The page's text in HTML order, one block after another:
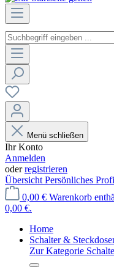
Menü schließen
Ihr Konto
Anmelden
oderregistrieren
Übersicht Persönliches
0,00 € Warenkorb
0,00 €.
Home
Schalter &
Zur Kategorie